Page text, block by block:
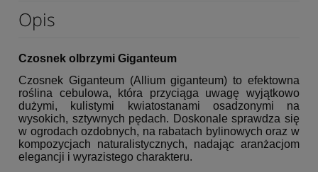
Opis
Czosnek olbrzymi Giganteum
Czosnek Giganteum (Allium giganteum) to efektowna
roślina cebulowa, która przyciąga uwagę wyjątkowo
dużymi, kulistymi kwiatostanami osadzonymi na
wysokich, sztywnych pędach. Doskonale sprawdza się
w ogrodach ozdobnych, na rabatach bylinowych oraz w
kompozycjach naturalistycznych, nadając aranżacjom
elegancji i wyrazistego charakteru.